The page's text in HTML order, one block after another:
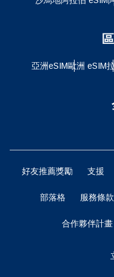
亞洲eSIM歐洲 eSIM
好友推薦獎勵 支援
部落格 服務條款
合作夥伴計畫